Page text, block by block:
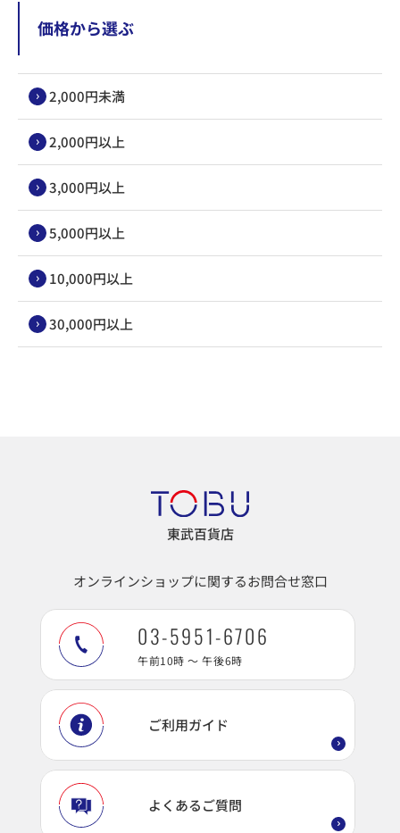
価格から選ぶ
2,000円未満
2,000円以上
3,000円以上
5,000円以上
10,000円以上
30,000円以上
東武百貨店
オンラインショップに関するお問合せ窓口
03-5951-6706
午前10時 ～ 午後6時
ご利用ガイド
よくあるご質問